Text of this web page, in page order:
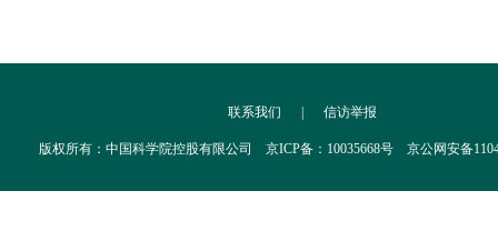
联系我们 | 信访举报
版权所有：中国科学院控股有限公司 京ICP备：10035668号 京公网安备